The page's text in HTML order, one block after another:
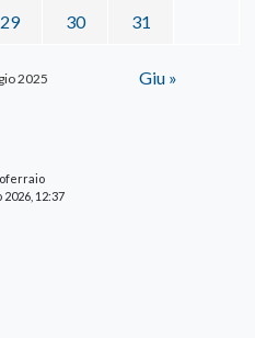
2025
29 30 31
Giu »
2026, 12:37